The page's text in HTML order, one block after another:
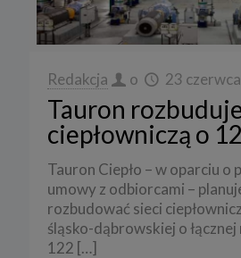
Redakcja o 23
Tauron
ciepłowniczą o
Tauron Ciepło – w oparciu o
umowy z odbiorcami –
rozbudować sieci
śląsko-dąbrowskiej o
122 […]